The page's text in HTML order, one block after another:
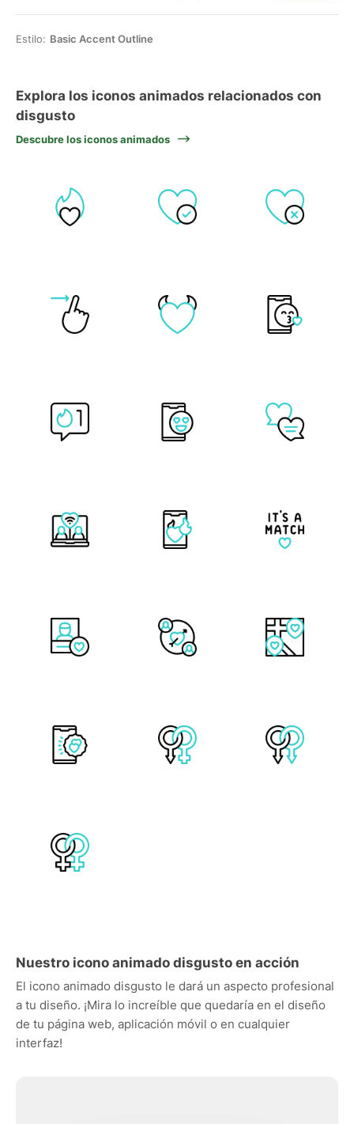
Estilo: Basic Accent Outline
Explora los iconos animados relacionados con
disgusto
Descubre los iconos animados
Nuestro icono animado disgusto en acción
El icono animado disgusto le dará un aspecto profesional
a tu diseño. ¡Mira lo increíble que quedaría en el diseño
de tu página web, aplicación móvil o en cualquier
interfaz!